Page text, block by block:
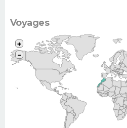
Voyages
+
−